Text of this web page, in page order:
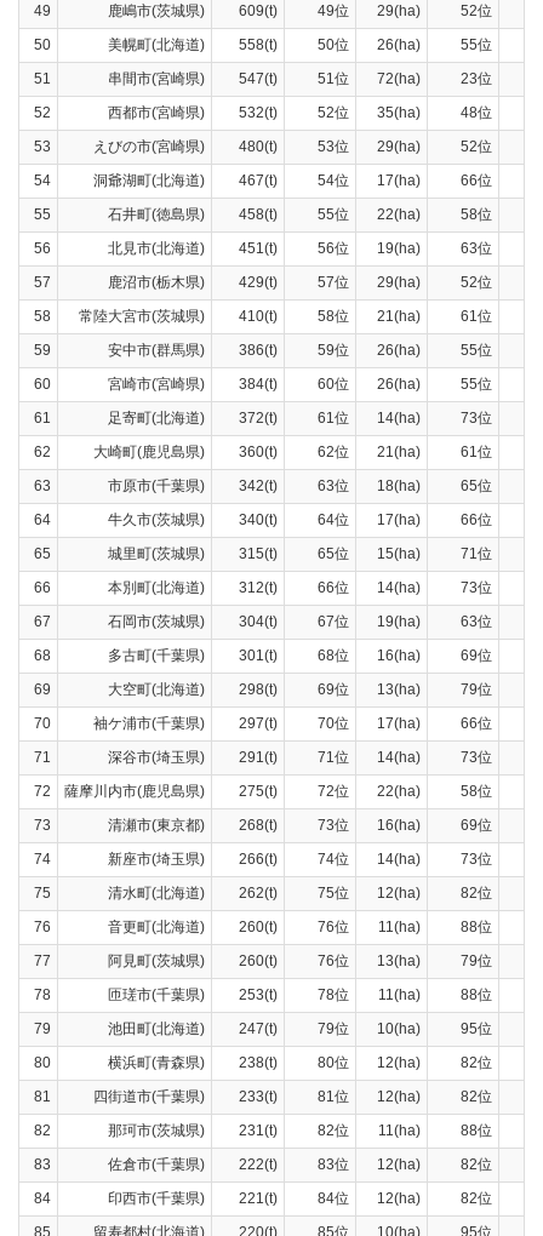
49
鹿嶋市(茨城県) 609(t) 49位 29(ha) 52位
50
美幌町(北海道) 558(t) 50位 26(ha) 55位
51
串間市(宮崎県) 547(t) 51位 72(ha) 23位
52
西都市(宮崎県) 532(t) 52位 35(ha) 48位
53
えびの市(宮崎県) 480(t) 53位 29(ha) 52位
54
洞爺湖町(北海道) 467(t) 54位 17(ha) 66位
55
石井町(徳島県) 458(t) 55位 22(ha) 58位
56
北見市(北海道) 451(t) 56位 19(ha) 63位
57
鹿沼市(栃木県) 429(t) 57位 29(ha) 52位
58
常陸大宮市(茨城県) 410(t) 58位 21(ha) 61位
59
安中市(群馬県) 386(t) 59位 26(ha) 55位
60
宮崎市(宮崎県) 384(t) 60位 26(ha) 55位
61
足寄町(北海道) 372(t) 61位 14(ha) 73位
62
大崎町(鹿児島県) 360(t) 62位 21(ha) 61位
63
市原市(千葉県) 342(t) 63位 18(ha) 65位
64
牛久市(茨城県) 340(t) 64位 17(ha) 66位
65
城里町(茨城県) 315(t) 65位 15(ha) 71位
66
本別町(北海道) 312(t) 66位 14(ha) 73位
67
石岡市(茨城県) 304(t) 67位 19(ha) 63位
68
多古町(千葉県) 301(t) 68位 16(ha) 69位
69
大空町(北海道) 298(t) 69位 13(ha) 79位
70
袖ケ浦市(千葉県) 297(t) 70位 17(ha) 66位
71
深谷市(埼玉県) 291(t) 71位 14(ha) 73位
72
薩摩川内市(鹿児島県) 275(t) 72位 22(ha) 58位
73
清瀬市(東京都) 268(t) 73位 16(ha) 69位
74
新座市(埼玉県) 266(t) 74位 14(ha) 73位
75
清水町(北海道) 262(t) 75位 12(ha) 82位
76
音更町(北海道) 260(t) 76位 11(ha) 88位
77
阿見町(茨城県) 260(t) 76位 13(ha) 79位
78
匝瑳市(千葉県) 253(t) 78位 11(ha) 88位
79
池田町(北海道) 247(t) 79位 10(ha) 95位
80
横浜町(青森県) 238(t) 80位 12(ha) 82位
81
四街道市(千葉県) 233(t) 81位 12(ha) 82位
82
那珂市(茨城県) 231(t) 82位 11(ha) 88位
83
佐倉市(千葉県) 222(t) 83位 12(ha) 82位
84
印西市(千葉県) 221(t) 84位 12(ha) 82位
85
留寿都村(北海道) 220(t) 85位 10(ha) 95位